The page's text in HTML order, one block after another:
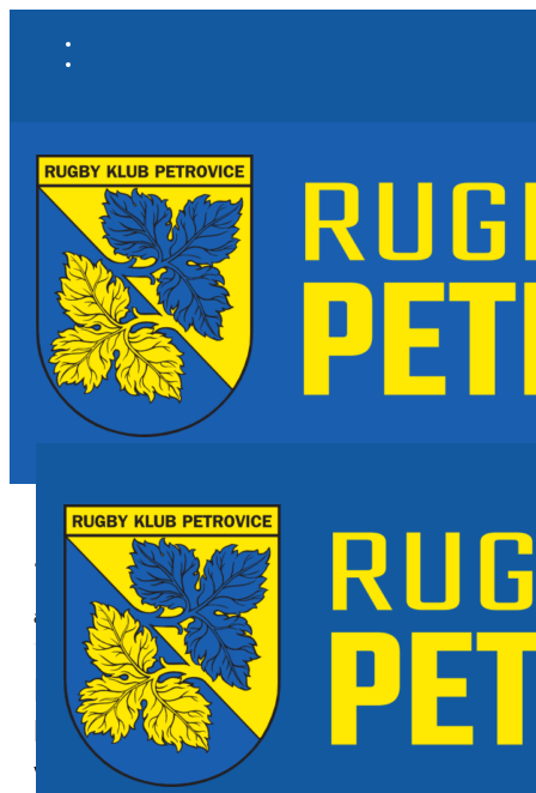
« Všechny Akce
akce již proběhla.
RC Tatra Smíchov B vs. RK
Petrovice
venkovní utkání